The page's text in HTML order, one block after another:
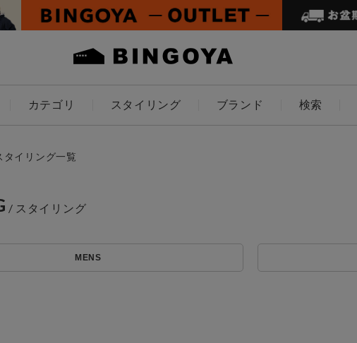
カテゴリ スタイリング ブランド 検索
KIDS
価格
タイリング一覧
MENS